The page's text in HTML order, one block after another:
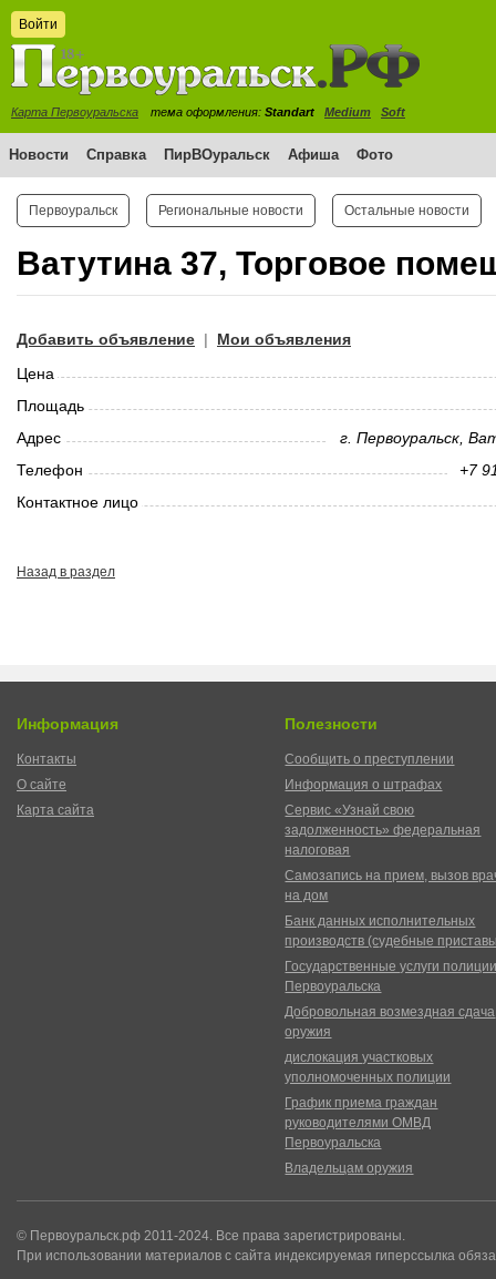
Войти
Карта Первоуральска тема оформления: Standart Medium Soft
Новости Справка ПирВОуральск Афиша Фото
Первоуральск Региональные новости Остальные новости
Ватутина 37, Торговое
Добавить объявление
Мои объявления
Цена
Площадь
Адрес
г. Первоуральск,
Телефон
+7
Контактное лицо
Назад в раздел
Информация
Контакты
О сайте
Карта сайта
Полезности
Сообщить о преступлении
Информация о штрафах
Сервис «Узнай свою
задолженность» федеральная
налоговая
Самозапись на прием, вызов
на дом
Банк данных исполнительных
производств (судебные
Государственные услуги
Первоуральска
Добровольная возмездная сдача
оружия
дислокация участковых
уполномоченных полиции
График приема граждан
руководителями ОМВД
Первоуральска
Владельцам оружия
© Первоуральск.рф 2011-2024. Все права зарегистрированы.
При использовании материалов с сайта индексируемая гиперссылка